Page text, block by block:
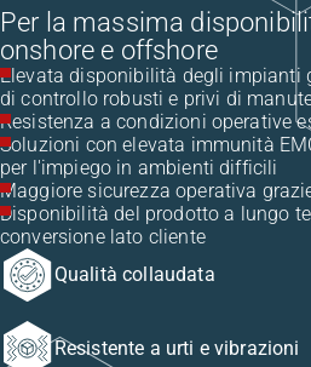
Per la massima
onshore e offshore
Elevata disponibilità degli impianti
di controllo robusti e privi di
Resistenza a condizioni operative
Soluzioni con elevata immunità
per l'impiego in ambienti difficili
Maggiore sicurezza operativa
Disponibilità del prodotto a lungo
conversione lato cliente
Qualità collaudata
Resistente a urti e vibrazioni